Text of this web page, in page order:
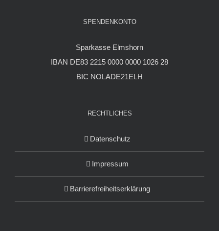
SPENDENKONTO
Sparkasse Elmshorn
IBAN DE83 2215 0000 0000 1026 28
BIC NOLADE21ELH
RECHTLICHES
Datenschutz
Impressum
Barrierefreiheitserklärung